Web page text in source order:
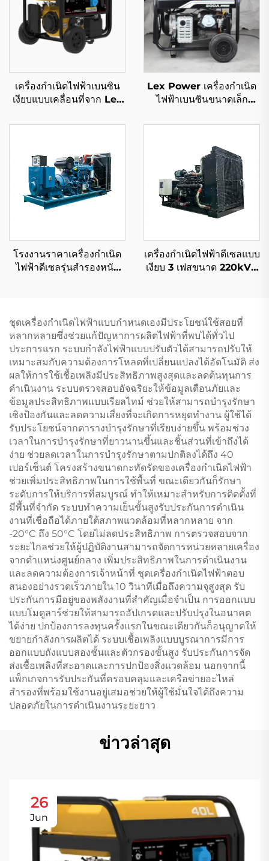
เครื่องกำเนิดไฟฟ้าเบนซิน
เงียบแบบเคลื่อนที่จาก Lex
3Kw 4Kw 6Kw 8Kw
Lex Power เครื่องกำเนิด
ไฟฟ้าเบนซินขนาดเล็ก
เชื่อมพกพาคุณภาพสูง
โรงงานราคาเครื่องกำเนิด
ไฟฟ้าดีเซลรุ่นสำรองหนัก
เครื่องกำเนิดไฟฟ้าดีเซลแบบ
เงียบ 3 เฟสขนาด 220kVA
ชุดเครื่องกำเนิดไฟฟ้าแบบกำหนดเองมีประโยชน์ใช้สอยที่
หลากหลายซึ่งช่วยแก้ปัญหาการผลิตไฟฟ้าที่พบได้ทั่วไป
ประการแรก ระบบกำลังไฟฟ้าแบบปรับตัวได้สามารถปรับให้
เหมาะสมกับความต้องการโหลดที่เปลี่ยนแปลงได้อัตโนมัติ ส่ง
ผลให้การใช้เชื้อเพลิงมีประสิทธิภาพสูงสุดและลดต้นทุนการ
ดำเนินงาน ระบบตรวจสอบอัจฉริยะให้ข้อมูลเตือนภัยและ
ข้อมูลประสิทธิภาพแบบเรียลไทม์ ช่วยให้สามารถบำรุงรักษา
เชิงป้องกันและลดความเสี่ยงที่จะเกิดการหยุดทำงาน ผู้ใช้ได้
รับประโยชน์จากตารางบำรุงรักษาที่เรียบง่ายขึ้น พร้อมช่วง
เวลาในการบำรุงรักษาที่ยาวนานขึ้นและชิ้นส่วนที่เข้าถึงได้
ง่าย ช่วยลดเวลาในการบำรุงรักษาตามปกติลงได้ถึง 40
เปอร์เซ็นต์ โครงสร้างขนาดกะทัดรัดของเครื่องกำเนิดไฟฟ้า
ช่วยเพิ่มประสิทธิภาพในการใช้พื้นที่ ขณะเดียวกันก็รักษา
ระดับการให้บริการที่สมบูรณ์ ทำให้เหมาะสำหรับการติดตั้งที่
มีพื้นที่จำกัด ระบบทำความเย็นขั้นสูงรับประกันการดำเนิน
งานที่เชื่อถือได้ภายใต้สภาพแวดล้อมที่หลากหลาย จาก
-20°C ถึง 50°C โดยไม่ลดประสิทธิภาพ การตรวจสอบจาก
ระยะไกลช่วยให้ผู้ปฏิบัติงานสามารถจัดการหน่วยหลายเครื่อง
จากตำแหน่งศูนย์กลาง เพิ่มประสิทธิภาพในการดำเนินงาน
และลดความต้องการเจ้าหน้าที่ ชุดเครื่องกำเนิดไฟฟ้าตอบ
สนองอย่างรวดเร็วภายใน 10 วินาทีเมื่อถึงความจุสูงสุด รับ
ประกันการมีอยู่ของพลังงานที่สำคัญเมื่อจำเป็น การออกแบบ
แบบโมดูลาร์ช่วยให้สามารถอัปเกรดและปรับปรุงในอนาคต
ได้ง่าย ปกป้องการลงทุนครั้งแรกในขณะเดียวกันก็อนุญาตให้
ขยายกำลังการผลิตได้ ระบบเชื้อเพลิงแบบบูรณาการมีการ
ออกแบบถังแบบสองชั้นและตัวกรองขั้นสูง รับประกันการจัด
ส่งเชื้อเพลิงที่สะอาดและการปกป้องสิ่งแวดล้อม นอกจากนี้
แพ็กเกจการรับประกันที่ครอบคลุมและเครือข่ายอะไหล่
สำรองที่พร้อมใช้งานอยู่เสมอช่วยให้ผู้ใช้มั่นใจได้ถึงความ
ปลอดภัยในการดำเนินงานระยะยาว
ข่าวล่าสุด
26
Jun